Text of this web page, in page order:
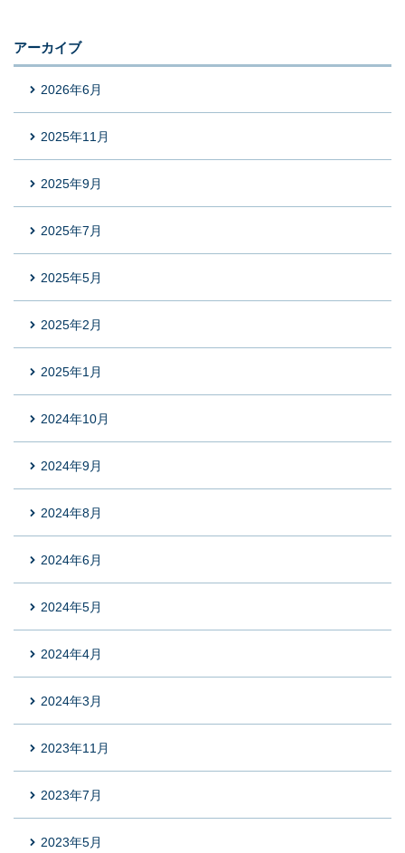
アーカイブ
2026年6月
2025年11月
2025年9月
2025年7月
2025年5月
2025年2月
2025年1月
2024年10月
2024年9月
2024年8月
2024年6月
2024年5月
2024年4月
2024年3月
2023年11月
2023年7月
2023年5月